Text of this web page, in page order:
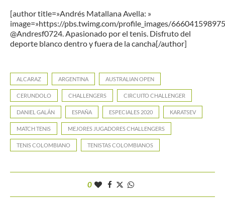
[author title=»Andrés Matallana Avella: »
image=»https://pbs.twimg.com/profile_images/
@Andresf0724. Apasionado por el tenis. Disfruto del
deporte blanco dentro y fuera de la cancha[/author]
ALCARAZ ARGENTINA AUSTRALIAN OPEN
CERUNDOLO CHALLENGERS CIRCUITO CHALLENGER
DANIEL GALÁN ESPAÑA ESPECIALES 2020 KARATSEV
MATCH TENIS MEJORES JUGADORES CHALLENGERS
TENIS COLOMBIANO TENISTAS COLOMBIANOS
0